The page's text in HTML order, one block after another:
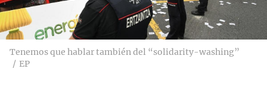
Tenemos que hablar también del “solidarity-washing”
EP